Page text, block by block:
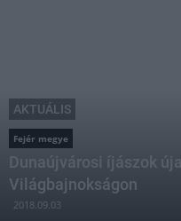
AKTUÁLIS
Fejér megye
Dunaújvárosi íjászok
Világbajnokságon
2018.09.03